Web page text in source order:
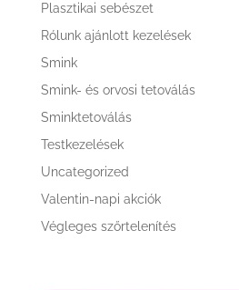
Plasztikai sebészet
Rólunk ajánlott kezelések
Smink
Smink- és orvosi tetoválás
Sminktetoválás
Testkezelések
Uncategorized
Valentin-napi akciók
Végleges szőrtelenítés